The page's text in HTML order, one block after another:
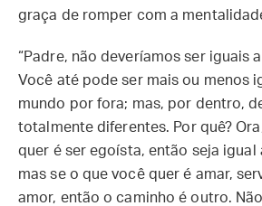
graça de romper com a
“Padre, não deveríamos ser iguais
Você até pode ser mais ou menos
mundo por fora; mas, por dentro,
totalmente diferentes. Por quê?
quer é ser egoísta, então seja igual
mas se o que você quer é amar,
amor, então o caminho é outro.